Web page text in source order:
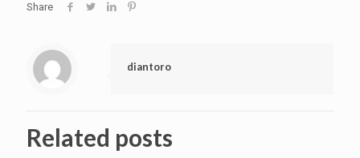
Share
diantoro
Related posts